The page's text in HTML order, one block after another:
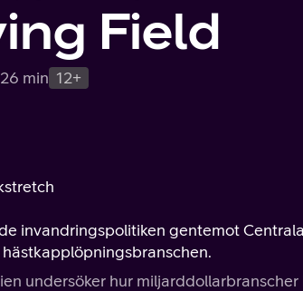
Field
26 min 12+
invandringspolitiken gentemot
undersöker hur